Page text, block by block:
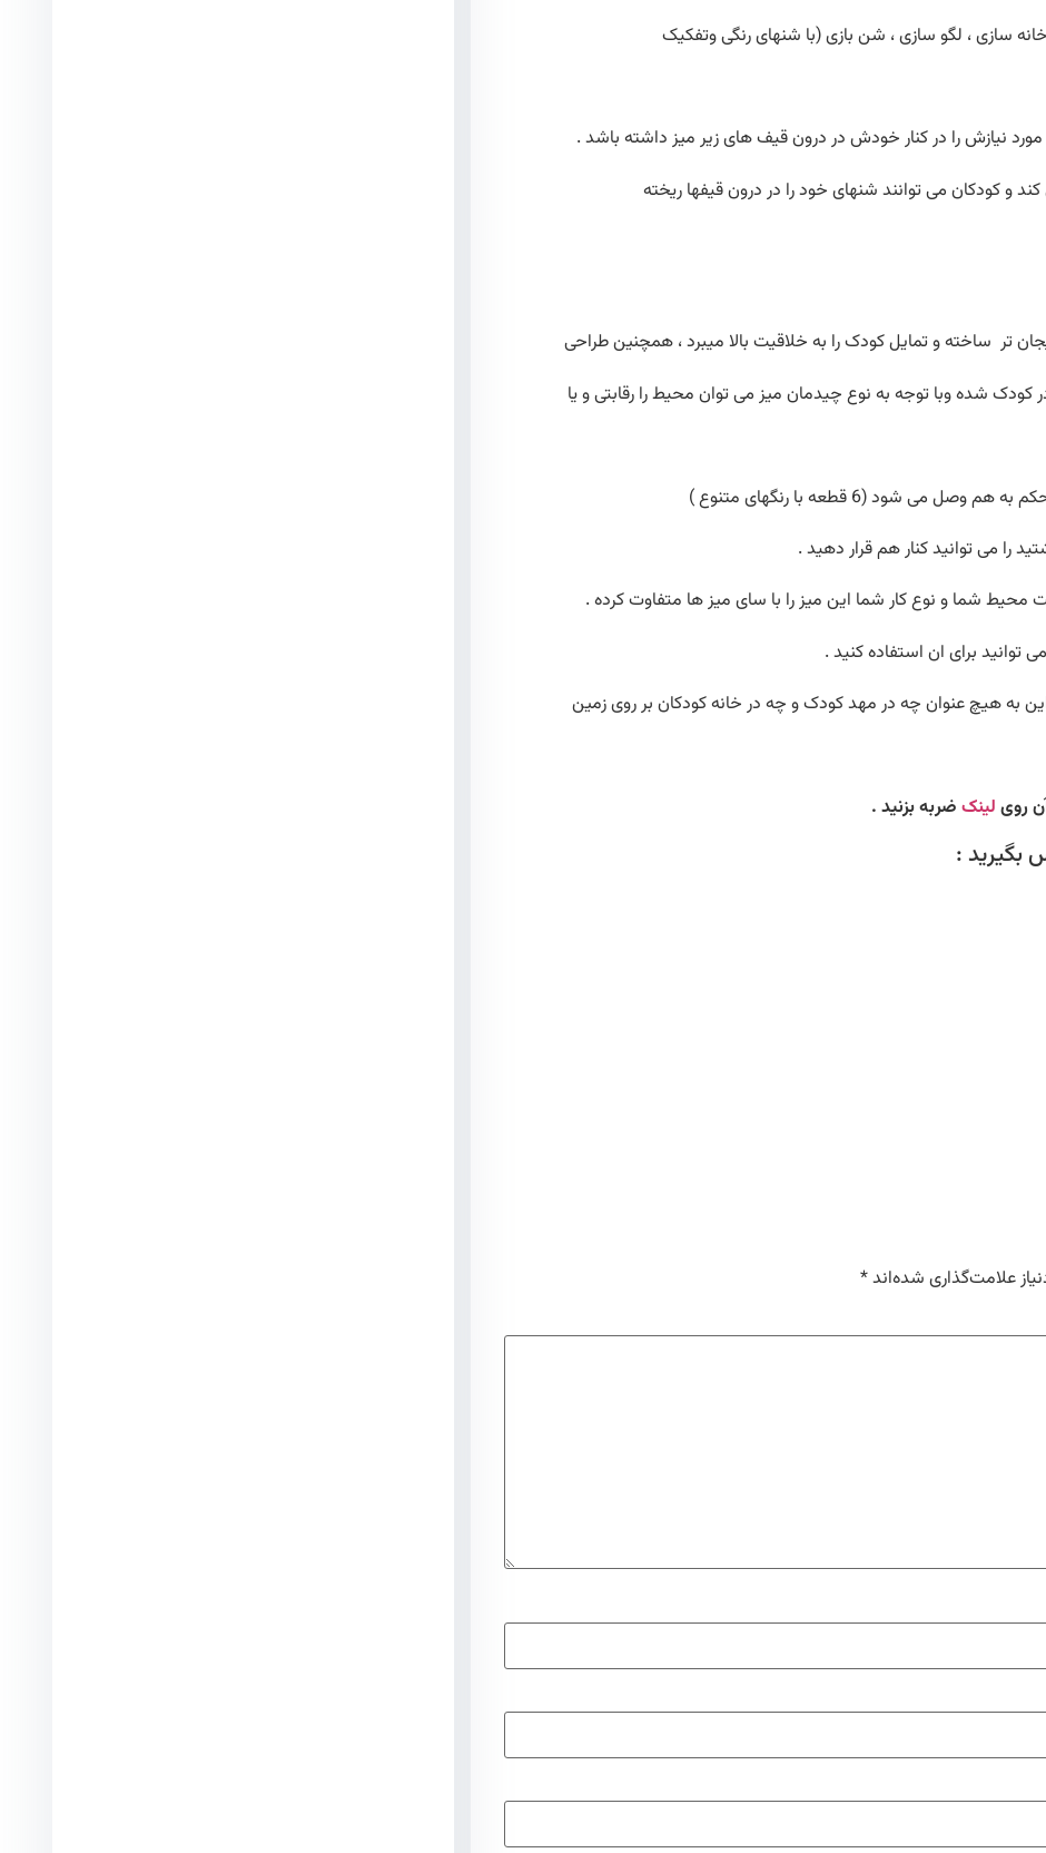
سازی ، لگو سازی ، شن بازی (با شنهای رنگی وتفکیک
نیازش را در کنار خودش در درون قیف های زیر میز داشته باشد .
و کودکان می توانند شنهای خود را در درون قیفها ریخته
تر ساخته و تمایل کودک را به خلاقیت بالا میبرد ، همچنین طراحی
کودک شده وبا توجه به نوع چیدمان میز می توان محیط را رقابتی و یا
شود (6 قطعه با رنگهای متنوع )
را می توانید کنار هم قرار دهید .
شما و نوع کار شما این میز را با سای میز ها متفاوت کرده .
برای ان استفاده کنید .
به هیچ عنوان چه در مهد کودک و چه در خانه کودکان بر روی زمین
روی لینک ضربه بزنید .
بگیرید :
علامت‌گذاری شده‌اند*